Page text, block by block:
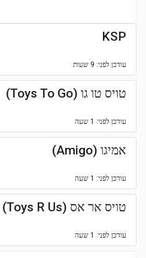
KSP
עודכן לפני: 9 שעות
טויס טו גו (Toys To Go)
עודכן לפני: 1 שעה
אמיגו (Amigo)
עודכן לפני: 1 שעה
טויס אר אס (Toys R Us)
עודכן לפני: 1 שעה